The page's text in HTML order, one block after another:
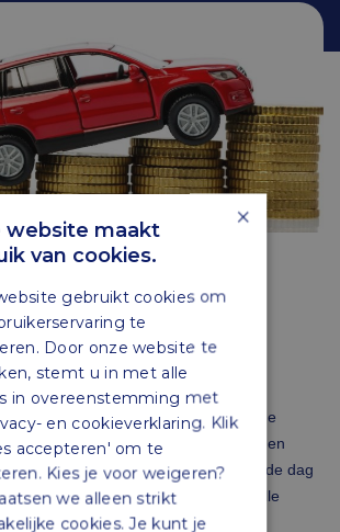
geldt een nieuwe regel voor de
vrijstelling of bijzonder tarief
naam wordt gezet bij de RDW en de
of bijzonder tarief binnen 30 dagen
of het bijzondere tarief in op de dag
naam staat bij de RDW (mits aan alle
×
website maakt
van cookies.
gebruikt cookies om
te
Door onze website te
stemt u in met alle
in overeenstemming met
en cookieverklaring. Klik
accepteren' om te
Kies je voor weigeren?
we alleen strikt
cookies. Je kunt je